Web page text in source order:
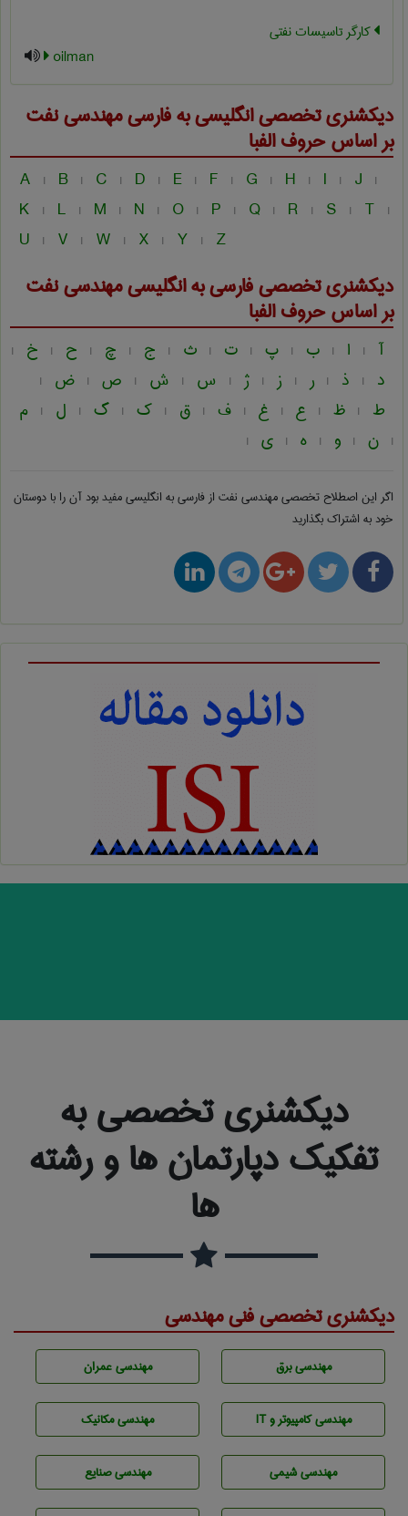
کارگر تاسیسات نفتی
oilman
دیکشنری تخصصی انگلیسی به فارسیمهندسی نفت
بر اساس حروف الفبا
A | B | C | D | E | F | G | H | I | J |
K | L | M | N | O | P | Q | R | S | T |
U | V | W | X | Y | Z
دیکشنری تخصصی فارسی به انگلیسیمهندسی نفت
بر اساس حروف الفبا
آ | ا | ب | پ | ت | ث | ج | چ | ح | خ |
د | ذ | ر | ز | ژ | س | ش | ص | ض |
ط | ظ | ع | غ | ف | ق | ک | گ | ل | م
| ن | و | ه | ی |
اگر این اصطلاح تخصصیمهندسی نفت از فارسی به انگلیسیمفید بود آن را با دوستان
خود به اشتراک بگذارید
دیکشنری تخصصی به
تفکیک دپارتمان ها و رشته
ها
دیکشنری تخصصی فنی مهندسی
مهندسی برق مهندسی عمران
مهندسی كامپيوتر و IT مهندسی مکانیک
مهندسي شيمی مهندسی صنايع